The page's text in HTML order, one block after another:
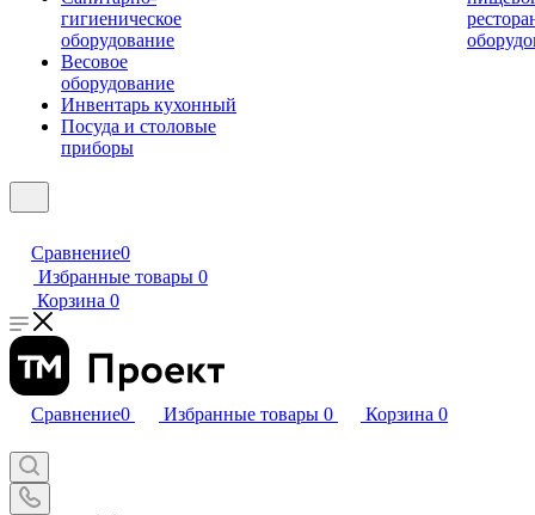
гигиеническое
оборудование
Весовое
оборудование
Инвентарь кухонный
Посуда и столовые
приборы
Сравнение0
Избранные товары 0
Корзина 0
Сравнение0 Избранные товары 0 Корзина 0